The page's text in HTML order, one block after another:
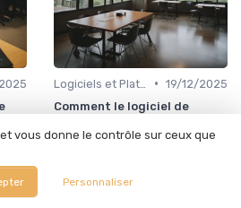
• 19/12/2025
Comment le logiciel de
nebulabusiness fr facilite la
vous donne le contrôle sur ceux que
Personnaliser